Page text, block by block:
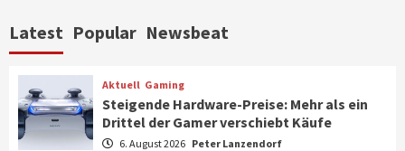
6
CHERRY baut Vertriebsteam in
Smart Living Top Story
Verbraucher setzen immer mehr auf
Latest Popular Newsbeat
Aktuell Gaming
Steigende Hardware-Preise: Mehr als ein
Drittel der Gamer verschiebt Käufe
6. August 2026 Peter Lanzendorf